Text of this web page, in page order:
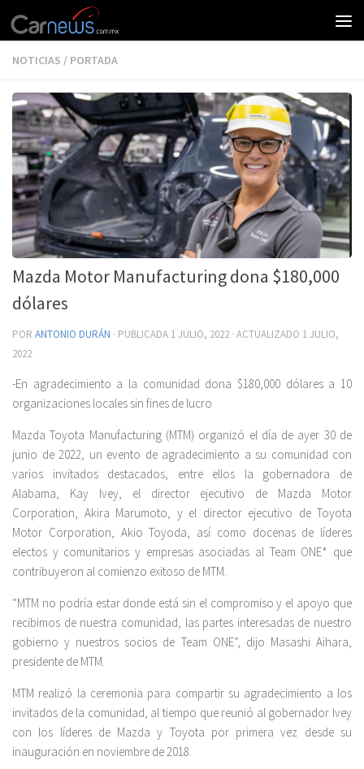
NOTICIAS / PORTADA
Mazda Motor Manufacturing dona $180,000
dólares
POR ANTONIO DURÁN · PUBLICADA 1 JULIO, 2022 · ACTUALIZADO 1 JULIO,
2022
-En agradecimiento a la comunidad dona $180,000 dólares a 10
organizaciones locales sin fines de lucro
Mazda Toyota Manufacturing (MTM) organizó el día de ayer 30 de
junio de 2022, un evento de agradecimiento a su comunidad con
varios invitados destacados, entre ellos la gobernadora de
Alabama, Kay Ivey, el director ejecutivo de Mazda Motor
Corporation, Akira Marumoto, y el director ejecutivo de Toyota
Motor Corporation, Akio Toyoda, así como docenas de líderes
electos y comunitarios y empresas asociadas al Team ONE* que
contribuyeron al comienzo exitoso de MTM.
“MTM no podría estar donde está sin el compromiso y el apoyo que
recibimos de nuestra comunidad, las partes interesadas de nuestro
gobierno y nuestros socios de Team ONE”, dijo Masashi Aihara,
presidente de MTM.
MTM realizó la ceremonia para compartir su agradecimiento a los
invitados de la comunidad, al tiempo que reunió al gobernador Ivey
con los líderes de Mazda y Toyota por primera vez desde su
inauguración en noviembre de 2018.